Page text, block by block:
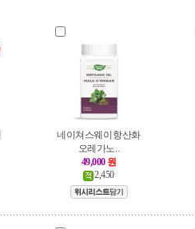
네이쳐스웨이 항산화
오레가노..
49,000 원
2,450